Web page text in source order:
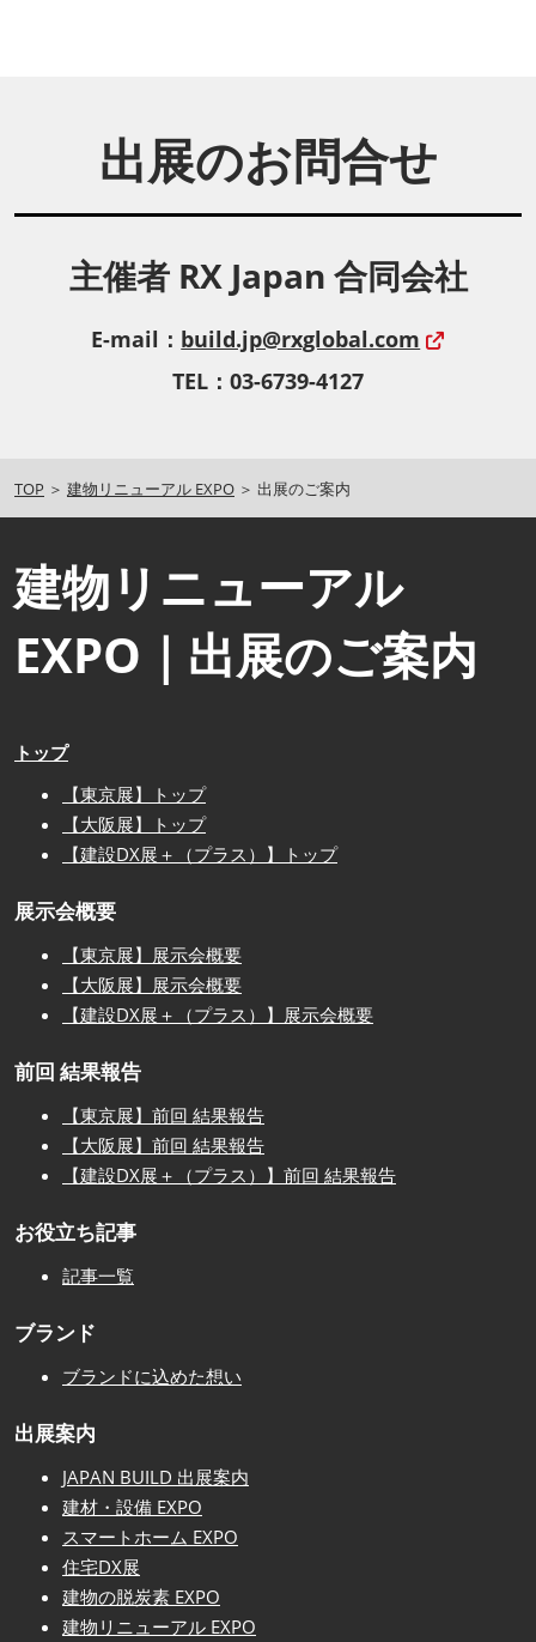
出展のお問合せ
主催者 RX Japan 合同会社
E-mail： build.jp@rxglobal.com
TEL：03-6739-4127
TOP ＞ 建物リニューアル EXPO ＞ 出展のご案内
建物リニューアル
EXPO｜出展のご案内
トップ
【東京展】トップ
【大阪展】トップ
【建設DX展＋（プラス）】トップ
展示会概要
【東京展】展示会概要
【大阪展】展示会概要
【建設DX展＋（プラス）】展示会概要
前回 結果報告
【東京展】前回 結果報告
【大阪展】前回 結果報告
【建設DX展＋（プラス）】前回 結果報告
お役立ち記事
記事一覧
ブランド
ブランドに込めた想い
出展案内
JAPAN BUILD 出展案内
建材・設備 EXPO
スマートホーム EXPO
住宅DX展
建物の脱炭素 EXPO
建物リニューアル EXPO